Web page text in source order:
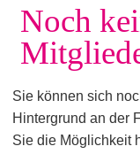
Noch
Sie können sich
Hintergrund an der
Sie die Möglichkeit